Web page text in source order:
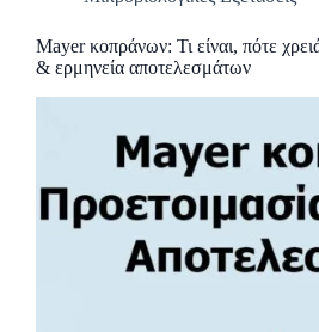
Mayer κοπράνων: Τι είναι, πότε
& ερμηνεία αποτελεσμάτων